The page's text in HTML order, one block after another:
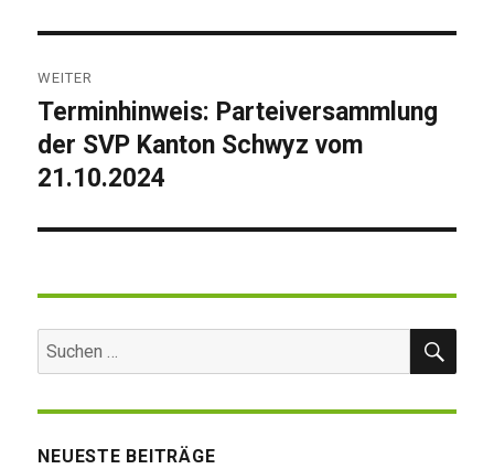
WEITER
Nächster
Beitrag:
Terminhinweis: Parteiversammlung
der SVP Kanton Schwyz vom
21.10.2024
Suchen
nach:
NEUESTE BEITRÄGE